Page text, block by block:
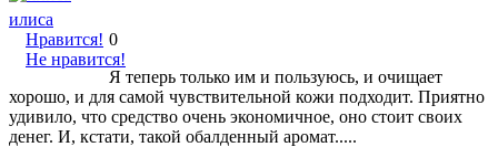
илиса
Нравится!
Не нравится!
0
Я теперь только им и пользуюсь, и очищает
хорошо, и для самой чувствительной кожи подходит. Приятно
удивило, что средство очень экономичное, оно стоит своих
денег. И, кстати, такой обалденный аромат.....